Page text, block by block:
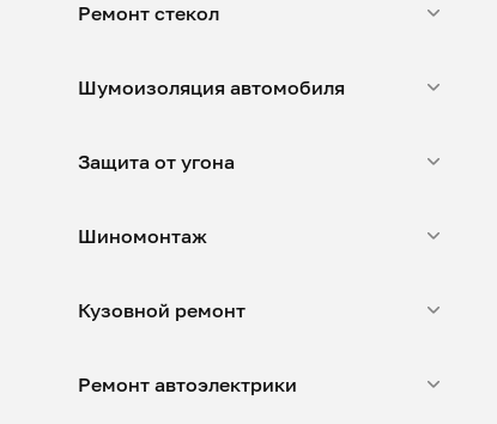
Ремонт стекол
Шумоизоляция автомобиля
Защита от угона
Шиномонтаж
Кузовной ремонт
Ремонт автоэлектрики